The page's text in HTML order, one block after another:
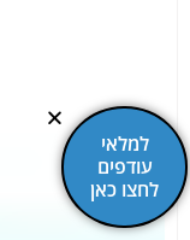
למלאי
עודפים
לחצו כאן